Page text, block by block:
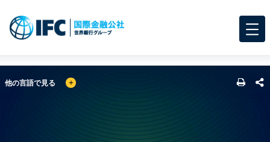
GLOBAL LANGUAGE TOGGLER
他の言語で見る